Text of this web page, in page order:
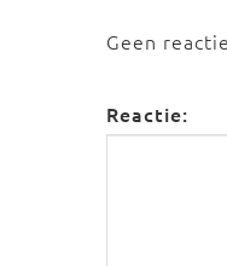
Geen
Reactie: